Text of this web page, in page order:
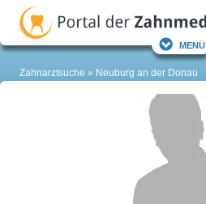
Menü
Zahnarztsuche Neuburg an der Donau